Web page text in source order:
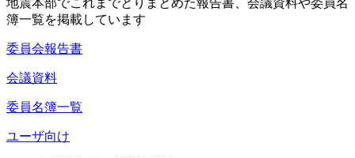
地震本部でこれまでとりまとめた報告書、会議資料や委員名
簿一覧を掲載しています
委員会報告書
会議資料
委員名簿一覧
ユーザ向け